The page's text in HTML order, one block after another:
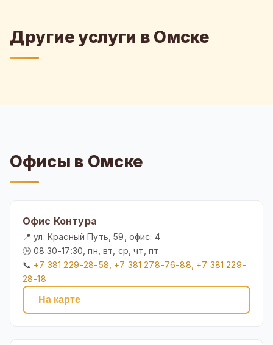
Другие услуги в Омске
Офисы в Омске
Офис Контура
📍 ул. Красный Путь, 59, офис. 4
🕒 08:30-17:30, пн, вт, ср, чт, пт
📞 +7 381 229-28-58, +7 381 278-76-88, +7 381 229-
28-18
На карте